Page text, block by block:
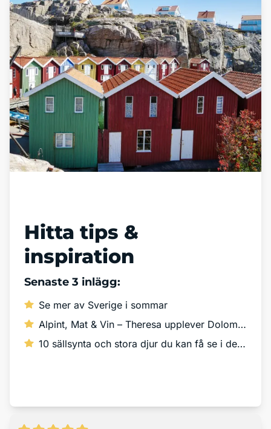
Hitta tips &
inspiration
Senaste 3 inlägg:
Se mer av Sverige i sommar
Alpint, Mat & Vin – Theresa upplever Dolomiterna!
10 sällsynta och stora djur du kan få se i det vilda